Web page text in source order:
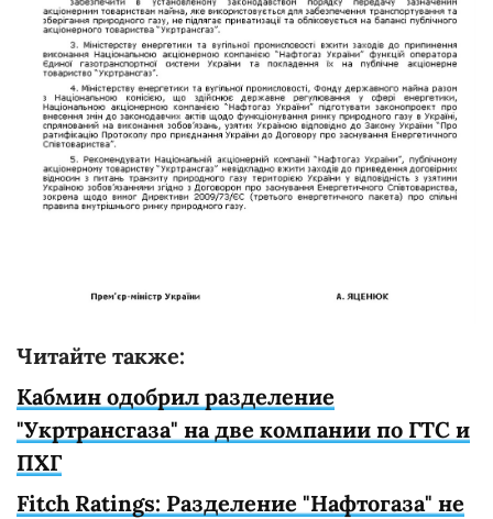
Читайте также:
Кабмин одобрил разделение
"Укртрансгаза" на две компании по ГТС и
ПХГ
Fitch Ratings: Разделение "Нафтогаза" не